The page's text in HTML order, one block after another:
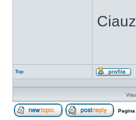
Ciauz
Top
Pagina